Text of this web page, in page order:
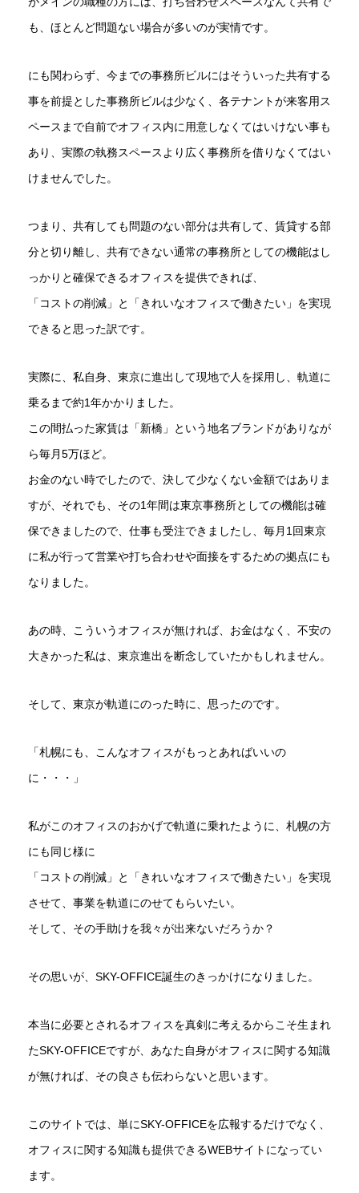
も、ほとんど問題ない場合が多いのが実情です。
にも関わらず、今までの事務所ビルにはそういった共有する
事を前提とした事務所ビルは少なく、各テナントが来客用ス
ペースまで自前でオフィス内に用意しなくてはいけない事も
あり、実際の執務スペースより広く事務所を借りなくてはい
けませんでした。
つまり、共有しても問題のない部分は共有して、賃貸する部
分と切り離し、共有できない通常の事務所としての機能はし
っかりと確保できるオフィスを提供できれば、
「コストの削減」と「きれいなオフィスで働きたい」を実現
できると思った訳です。
実際に、私自身、東京に進出して現地で人を採用し、軌道に
乗るまで約1年かかりました。
この間払った家賃は「新橋」という地名ブランドがありなが
ら毎月5万ほど。
お金のない時でしたので、決して少なくない金額ではありま
すが、それでも、その1年間は東京事務所としての機能は確
保できましたので、仕事も受注できましたし、毎月1回東京
に私が行って営業や打ち合わせや面接をするための拠点にも
なりました。
あの時、こういうオフィスが無ければ、お金はなく、不安の
大きかった私は、東京進出を断念していたかもしれません。
そして、東京が軌道にのった時に、思ったのです。
「札幌にも、こんなオフィスがもっとあればいいの
に・・・」
私がこのオフィスのおかげで軌道に乗れたように、札幌の方
にも同じ様に
「コストの削減」と「きれいなオフィスで働きたい」を実現
させて、事業を軌道にのせてもらいたい。
そして、その手助けを我々が出来ないだろうか？
その思いが、SKY-OFFICE誕生のきっかけになりました。
本当に必要とされるオフィスを真剣に考えるからこそ生まれ
たSKY-OFFICEですが、あなた自身がオフィスに関する知識
が無ければ、その良さも伝わらないと思います。
このサイトでは、単にSKY-OFFICEを広報するだけでなく、
オフィスに関する知識も提供できるWEBサイトになってい
ます。